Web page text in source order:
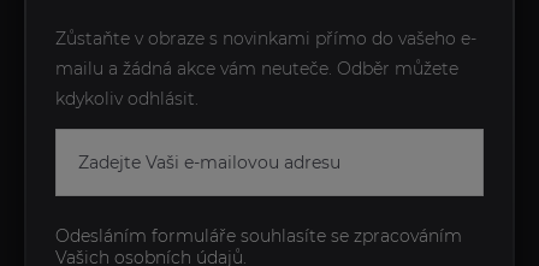
Zůstaňte v obraze s novinkami přímo do vašeho e-
mailu a žádná akce vám neuteče. Odběr můžete
kdykoliv odhlásit.
Odesláním formuláře souhlasíte se zpracováním
Vašich osobních údajů.